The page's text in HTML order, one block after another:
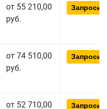
от 55 210,00
руб.
от 74 510,00
руб.
от 52 710,00